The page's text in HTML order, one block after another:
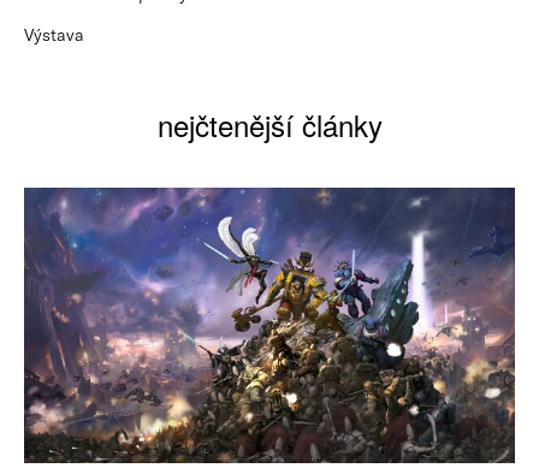
Výstava
nejčtenější články